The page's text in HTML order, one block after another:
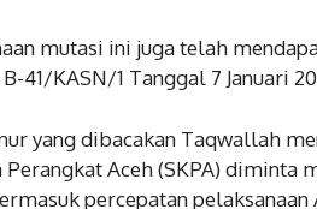
mutasi ini juga telah
41/KASN/1 Tanggal 7 Januari
yang dibacakan Taqwallah
Perangkat Aceh (SKPA)
percepatan pelaksanaan